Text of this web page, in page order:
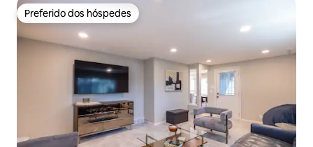
Preferido dos hóspedes
Preferido dos hóspedes